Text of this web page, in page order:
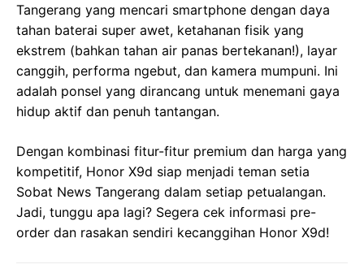
Tangerang yang mencari smartphone dengan daya
tahan baterai super awet, ketahanan fisik yang
ekstrem (bahkan tahan air panas bertekanan!), layar
canggih, performa ngebut, dan kamera mumpuni. Ini
adalah ponsel yang dirancang untuk menemani gaya
hidup aktif dan penuh tantangan.
Dengan kombinasi fitur-fitur premium dan harga yang
kompetitif, Honor X9d siap menjadi teman setia
Sobat News Tangerang dalam setiap petualangan.
Jadi, tunggu apa lagi? Segera cek informasi pre-
order dan rasakan sendiri kecanggihan Honor X9d!